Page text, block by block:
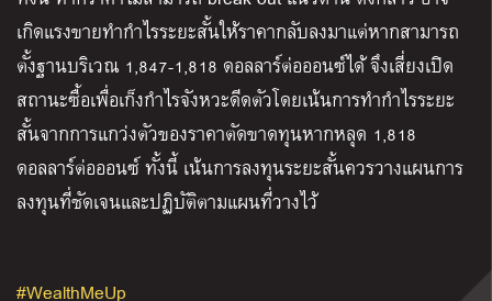
เกิดแรงขายทำกำไรระยะสั้นให้ราคากลับลงมาแต่หากสามารถ
ตั้งฐานบริเวณ 1,847-1,818 ดอลลาร์ต่อออนซ์ได้ จึงเสี่ยงเปิด
สถานะซื้อเพื่อเก็งกำไรจังหวะดีดตัวโดยเน้นการทำกำไรระยะ
สั้นจากการแกว่งตัวของราคาตัดขาดทุนหากหลุด 1,818
ดอลลาร์ต่อออนซ์ ทั้งนี้ เน้นการลงทุนระยะสั้นควรวางแผนการ
ลงทุนที่ชัดเจนและปฏิบัติตามแผนที่วางไว้
#WealthMeUp